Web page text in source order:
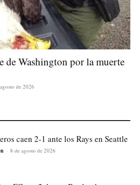
de Washington por la muerte
de 2026
caen 2-1 ante los Rays en Seattle
- 8 de agosto de 2026